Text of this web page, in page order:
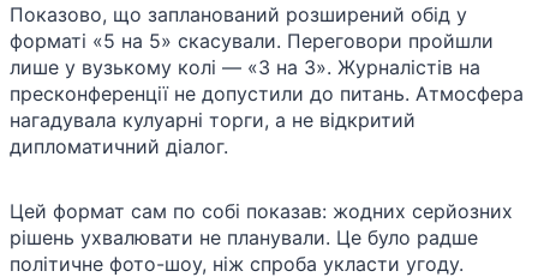
Показово, що запланований розширений обід у
форматі «5 на 5» скасували. Переговори пройшли
лише у вузькому колі — «3 на 3». Журналістів на
пресконференції не допустили до питань. Атмосфера
нагадувала кулуарні торги, а не відкритий
дипломатичний діалог.
Цей формат сам по собі показав: жодних серйозних
рішень ухвалювати не планували. Це було радше
політичне фото-шоу, ніж спроба укласти угоду.